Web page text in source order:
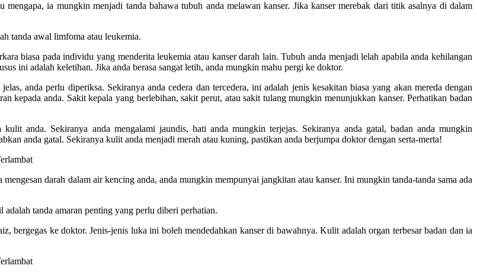
ia mungkin menjadi tanda bahawa tubuh anda melawan kanser. Jika kanser merebak dari titik asalnya di dalam
tanda awal limfoma atau leukemia.
biasa pada individu yang menderita leukemia atau kanser darah lain. Tubuh anda menjadi lelah apabila anda kehilangan
ini adalah keletihan. Jika anda berasa sangat letih, anda mungkin mahu pergi ke doktor.
anda perlu diperiksa. Sekiranya anda cedera dan tercedera, ini adalah jenis kesakitan biasa yang akan mereda dengan
kepada anda. Sakit kepala yang berlebihan, sakit perut, atau sakit tulang mungkin menunjukkan kanser. Perhatikan badan
anda. Sekiranya anda mengalami jaundis, hati anda mungkin terjejas. Sekiranya anda gatal, badan anda mungkin
anda gatal. Sekiranya kulit anda menjadi merah atau kuning, pastikan anda berjumpa doktor dengan serta-merta!
darah dalam air kencing anda, anda mungkin mempunyai jangkitan atau kanser. Ini mungkin tanda-tanda sama ada
tanda amaran penting yang perlu diberi perhatian.
bergegas ke doktor. Jenis-jenis luka ini boleh mendedahkan kanser di bawahnya. Kulit adalah organ terbesar badan dan ia